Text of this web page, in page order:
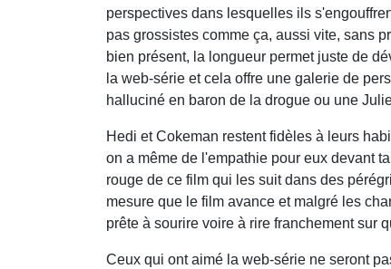
perspectives dans lesquelles ils
pas grossistes comme ça, aussi vite, sans
bien présent, la longueur permet juste de
la web-série et cela offre une galerie de
halluciné en baron de la drogue ou une
Hedi et Cokeman restent fidèles à leurs
on a même de l'empathie pour eux devant
rouge de ce film qui les suit dans des
mesure que le film avance et malgré les
prête à sourire voire à rire franchement sur
Ceux qui ont aimé la web-série ne seront